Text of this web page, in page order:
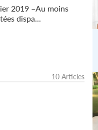
2019 –Au moins
dispa...
10 Articles